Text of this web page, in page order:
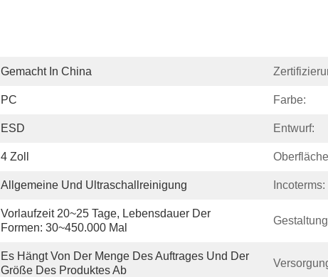
Gemacht In China
PC Farbe:
ESD Entwurf:
4 Zoll
Allgemeine Und Ultraschallreinigung Incoterms:
Vorlaufzeit 20~25 Tage, Lebensdauer Der
Formen: 30~450.000 Mal
Es Hängt Von Der Menge Des Auftrages Und Der
Größe Des Produktes Ab